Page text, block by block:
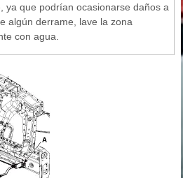
ya que podrían ocasionarse daños a
algún derrame, lave la zona
con agua.